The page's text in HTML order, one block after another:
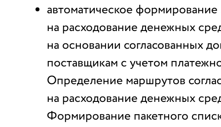
автоматическое формирование
на расходование денежных
на основании согласованных
поставщикам с учетом
Определение маршрутов
на расходование денежных
Формирование пакетного